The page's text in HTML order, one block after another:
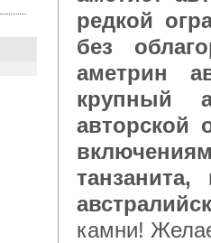
редкой
без
аметрин
крупный
авторской
камни!